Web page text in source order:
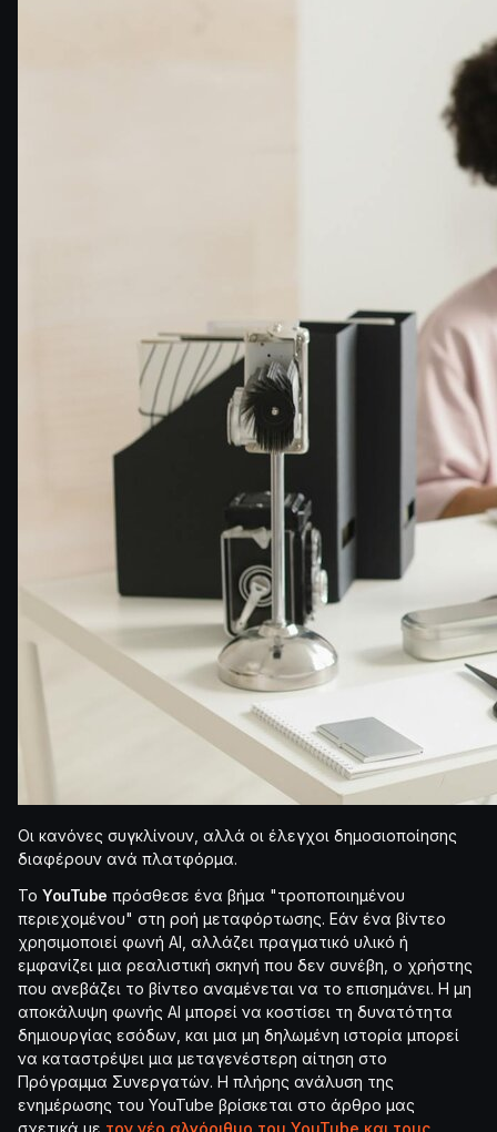
Οι κανόνες συγκλίνουν, αλλά οι έλεγχοι δημοσιοποίησης
διαφέρουν ανά πλατφόρμα.
Το YouTube πρόσθεσε ένα βήμα "τροποποιημένου
περιεχομένου" στη ροή μεταφόρτωσης. Εάν ένα βίντεο
χρησιμοποιεί φωνή AI, αλλάζει πραγματικό υλικό ή
εμφανίζει μια ρεαλιστική σκηνή που δεν συνέβη, ο χρήστης
που ανεβάζει το βίντεο αναμένεται να το επισημάνει. Η μη
αποκάλυψη φωνής AI μπορεί να κοστίσει τη δυνατότητα
δημιουργίας εσόδων, και μια μη δηλωμένη ιστορία μπορεί
να καταστρέψει μια μεταγενέστερη αίτηση στο
Πρόγραμμα Συνεργατών. Η πλήρης ανάλυση της
ενημέρωσης του YouTube βρίσκεται στο άρθρο μας